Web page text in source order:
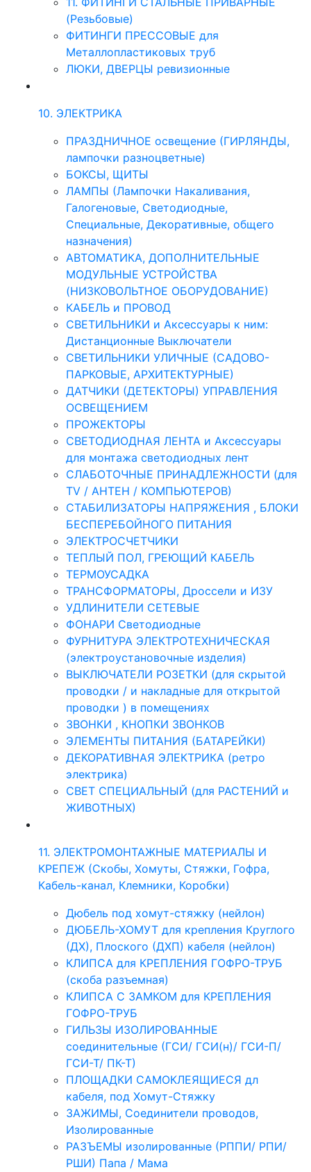
(Резьбовые)
ФИТИНГИ ПРЕССОВЫЕ для
Металлопластиковых труб
ЛЮКИ, ДВЕРЦЫ ревизионные
10. ЭЛЕКТРИКА
ПРАЗДНИЧНОЕ освещение (ГИРЛЯНДЫ,
лампочки разноцветные)
БОКСЫ, ЩИТЫ
ЛАМПЫ (Лампочки Накаливания,
Галогеновые, Светодиодные,
Специальные, Декоративные, общего
назначения)
АВТОМАТИКА, ДОПОЛНИТЕЛЬНЫЕ
МОДУЛЬНЫЕ УСТРОЙСТВА
(НИЗКОВОЛЬТНОЕ ОБОРУДОВАНИЕ)
КАБЕЛЬ и ПРОВОД
СВЕТИЛЬНИКИ и Аксессуары к ним:
Дистанционные Выключатели
СВЕТИЛЬНИКИ УЛИЧНЫЕ (САДОВО-
ПАРКОВЫЕ, АРХИТЕКТУРНЫЕ)
ДАТЧИКИ (ДЕТЕКТОРЫ) УПРАВЛЕНИЯ
ОСВЕЩЕНИЕМ
ПРОЖЕКТОРЫ
СВЕТОДИОДНАЯ ЛЕНТА и Аксессуары
для монтажа светодиодных лент
СЛАБОТОЧНЫЕ ПРИНАДЛЕЖНОСТИ (для
TV / АНТЕН / КОМПЬЮТЕРОВ)
СТАБИЛИЗАТОРЫ НАПРЯЖЕНИЯ , БЛОКИ
БЕСПЕРЕБОЙНОГО ПИТАНИЯ
ЭЛЕКТРОСЧЕТЧИКИ
ТЕПЛЫЙ ПОЛ, ГРЕЮЩИЙ КАБЕЛЬ
ТЕРМОУСАДКА
ТРАНСФОРМАТОРЫ, Дроссели и ИЗУ
УДЛИНИТЕЛИ СЕТЕВЫЕ
ФОНАРИ Светодиодные
ФУРНИТУРА ЭЛЕКТРОТЕХНИЧЕСКАЯ
(электроустановочные изделия)
ВЫКЛЮЧАТЕЛИ РОЗЕТКИ (для скрытой
проводки / и накладные для открытой
проводки ) в помещениях
ЗВОНКИ , КНОПКИ ЗВОНКОВ
ЭЛЕМЕНТЫ ПИТАНИЯ (БАТАРЕЙКИ)
ДЕКОРАТИВНАЯ ЭЛЕКТРИКА (ретро
электрика)
СВЕТ СПЕЦИАЛЬНЫЙ (для РАСТЕНИЙ и
ЖИВОТНЫХ)
11. ЭЛЕКТРОМОНТАЖНЫЕ МАТЕРИАЛЫ И
КРЕПЕЖ (Скобы, Хомуты, Стяжки, Гофра,
Кабель-канал, Клемники, Коробки)
Дюбель под хомут-стяжку (нейлон)
ДЮБЕЛЬ-ХОМУТ для крепления Круглого
(ДХ), Плоского (ДХП) кабеля (нейлон)
КЛИПСА для КРЕПЛЕНИЯ ГОФРО-ТРУБ
(скоба разъемная)
КЛИПСА С ЗАМКОМ для КРЕПЛЕНИЯ
ГОФРО-ТРУБ
ГИЛЬЗЫ ИЗОЛИРОВАННЫЕ
соединительные (ГСИ/ ГСИ(н)/ ГСИ-П/
ГСИ-Т/ ПК-Т)
ПЛОЩАДКИ САМОКЛЕЯЩИЕСЯ дл
кабеля, под Хомут-Стяжку
ЗАЖИМЫ, Соединители проводов,
Изолированные
РАЗЪЕМЫ изолированные (РППИ/ РПИ/
РШИ) Папа / Мама